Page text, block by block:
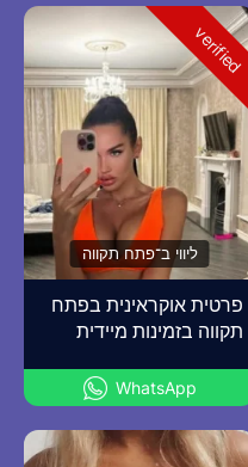
verified
ליווי ב־פתח תקווה
פרטית אוקראינית בפתח
תקווה בזמינות מיידית
WhatsApp